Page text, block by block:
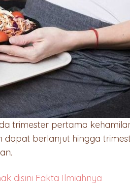
trimester pertama
dapat berlanjut hingga
disini Fakta Ilmiahnya